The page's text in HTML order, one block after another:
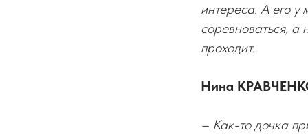
интереса. А его у
соревноваться, а
проходит.
Нина
– Как-то дочка